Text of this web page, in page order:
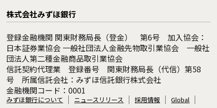
株式会社みずほ銀行
登録金融機関 関東財務局長（登金） 第6号 加入協会：
日本証券業協会 一般社団法人金融先物取引業協会 一般社
団法人第二種金融商品取引業協会
信託契約代理業 登録番号 関東財務局長（代信）第58
号 所属信託会社：みずほ信託銀行株式会社
金融機関コード：0001
みずほ銀行について ニュースリリース 採用情報
Global